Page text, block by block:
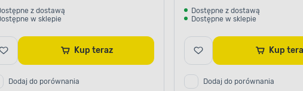
z dostawą
w sklepie
Kup teraz
Dodaj do porównania
Dostępne z dostawą
Dostępne w sklepie
Kup
Dodaj do porównania